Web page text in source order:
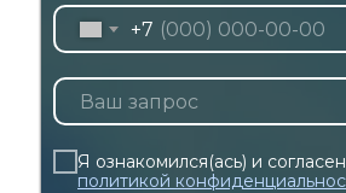
+7
Я ознакомился(ась) и
политикой